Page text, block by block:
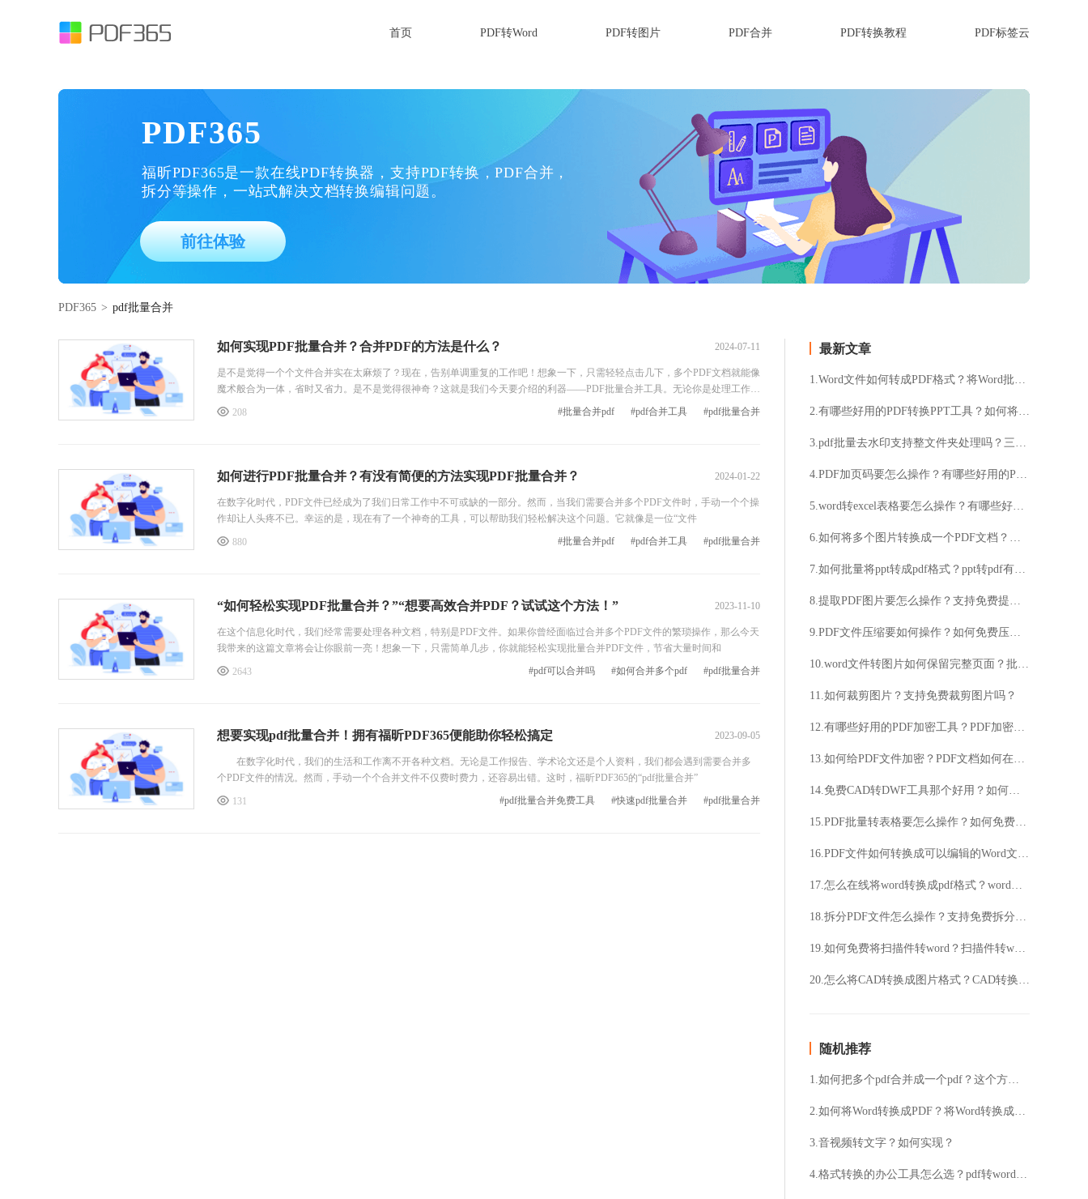
首页 PDF转Word PDF转图片 PDF合并 PDF转换教程 PDF标签云
PDF365
福昕PDF365是一款在线PDF转换器，支持PDF转换，PDF合并，
拆分等操作，一站式解决文档转换编辑问题。
前往体验
PDF365 > pdf批量合并
如何实现PDF批量合并？合并PDF的方法是什么？ 2024-07-11
是不是觉得一个个文件合并实在太麻烦了？现在，告别单调重复的工作吧！想象一下，只需轻轻点击几下，多个PDF文档就能像
魔术般合为一体，省时又省力。是不是觉得很神奇？这就是我们今天要介绍的利器——PDF批量合并工具。无论你是处理工作文
件还是整理学习资料，这款工具都能帮你快速完成任务。不再为繁琐的操作而束手束脚，让我们一起探索这个令人惊叹的工具
208 #pdf批量合并
#pdf合并工具
#批量合并pdf
如何进行PDF批量合并？有没有简便的方法实现PDF批量合并？ 2024-01-22
在数字化时代，PDF文件已经成为了我们日常工作中不可或缺的一部分。然而，当我们需要合并多个PDF文件时，手动一个个操
作却让人头疼不已。幸运的是，现在有了一个神奇的工具，可以帮助我们轻松解决这个问题。它就像是一位“文件
880 #pdf批量合并
#pdf合并工具
#批量合并pdf
“如何轻松实现PDF批量合并？”“想要高效合并PDF？试试这个方法！” 2023-11-10
在这个信息化时代，我们经常需要处理各种文档，特别是PDF文件。如果你曾经面临过合并多个PDF文件的繁琐操作，那么今天
我带来的这篇文章将会让你眼前一亮！想象一下，只需简单几步，你就能轻松实现批量合并PDF文件，节省大量时间和
2643 #pdf批量合并
#如何合并多个pdf
#pdf可以合并吗
想要实现pdf批量合并！拥有福昕PDF365便能助你轻松搞定 2023-09-05
在数字化时代，我们的生活和工作离不开各种文档。无论是工作报告、学术论文还是个人资料，我们都会遇到需要合并多
个PDF文件的情况。然而，手动一个个合并文件不仅费时费力，还容易出错。这时，福昕PDF365的“pdf批量合并”
131 #pdf批量合并
#快速pdf批量合并
#pdf批量合并免费工具
最新文章
1.Word文件如何转成PDF格式？将Word批量转成PDF要怎么操作？
2.有哪些好用的PDF转换PPT工具？如何将PDF转换成PPT文件？
3.pdf批量去水印支持整文件夹处理吗？三款好用的PDF批量去水印工具！
4.PDF加页码要怎么操作？有哪些好用的PDF加页码方法？
5.word转excel表格要怎么操作？有哪些好用的word转换exce表格方法？
6.如何将多个图片转换成一个PDF文档？批量图片转PDF要怎么操作？
7.如何批量将ppt转成pdf格式？ppt转pdf有哪些好用的工具？
8.提取PDF图片要怎么操作？支持免费提取PDF图片吗？
9.PDF文件压缩要如何操作？如何免费压缩PDF文件？
10.word文件转图片如何保留完整页面？批量Word文件转图片用什么工具？
11.如何裁剪图片？支持免费裁剪图片吗？
12.有哪些好用的PDF加密工具？PDF加密要怎么操作？
13.如何给PDF文件加密？PDF文档如何在线加密？
14.免费CAD转DWF工具那个好用？如何将CAD转成DWF格式？
15.PDF批量转表格要怎么操作？如何免费将PDF转成Excel表格？
16.PDF文件如何转换成可以编辑的Word文件？PDF转换Word要如何操作？
17.怎么在线将word转换成pdf格式？word转pdf格式要怎么操作？
18.拆分PDF文件怎么操作？支持免费拆分PDF文档吗？
19.如何免费将扫描件转word？扫描件转word要怎么操作？
20.怎么将CAD转换成图片格式？CAD转换成图片要怎么操作？
随机推荐
1.如何把多个pdf合并成一个pdf？这个方法教会你
2.如何将Word转换成PDF？将Word转换成PDF的方法
3.音视频转文字？如何实现？
4.格式转换的办公工具怎么选？pdf转word在线转换方法介绍